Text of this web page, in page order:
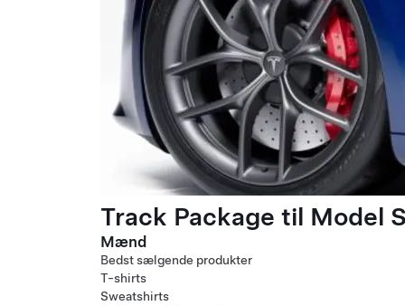
Track Package til Model
Mænd
Bedst sælgende produkter
T-shirts
Sweatshirts